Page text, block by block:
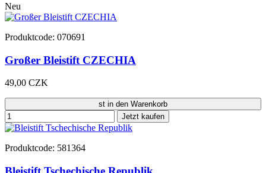
Neu
Produktcode: 070691
Großer Bleistift CZECHIA
49,00 CZK
st in den Warenkorb
Jetzt kaufen
Produktcode: 581364